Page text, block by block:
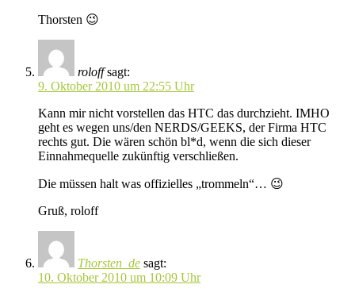
Thorsten 😉
roloff sagt:
9. Oktober 2010 um 22:55 Uhr
Kann mir nicht vorstellen das HTC das durchzieht. IMHO
geht es wegen uns/den NERDS/GEEKS, der Firma HTC
rechts gut. Die wären schön bl*d, wenn die sich dieser
Einnahmequelle zukünftig verschließen.
Die müssen halt was offizielles „trommeln“… 😉
Gruß, roloff
Thorsten_de sagt:
10. Oktober 2010 um 10:09 Uhr